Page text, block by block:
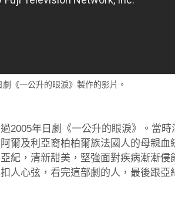
劇《一公升的眼淚》製作的影片。
2005年日劇《一公升的眼淚》。當時
爾及利亞裔柏柏爾族法國人的母親血
紀，清新甜美，堅強面對疾病漸漸侵
人心弦，看完這部劇的人，最後跟亞